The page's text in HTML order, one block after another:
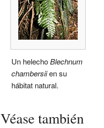
Un helechoBlechnum
chambersiien su
hábitat natural.
Véase también